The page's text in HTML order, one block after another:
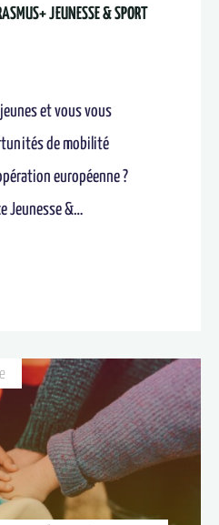
JEUNESSE & SPORT
et vous vous
de mobilité
européenne ?
Jeunesse &…